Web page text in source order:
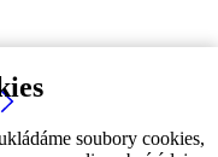
soubory cookies,